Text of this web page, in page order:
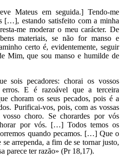
Mateus em seguida.] Tendo-me
[…], estando satisfeito com a minha
me moderar o meu carácter. De
materiais, se não for manso e
certo é, evidentemente, seguir
Mim, que sou manso e humilde de
sois pecadores: chorai os vossos
erros. E é razoável que a terceira
choram os seus pecados, pois é a
Purificai-vos, pois, com as vossas
choro. Se chorardes por vós
por vós. […] Todos temos os
quando pecamos. […] Que o
arrependa, a fim de se tornar justo,
parece ter razão» (Pr 18,17).